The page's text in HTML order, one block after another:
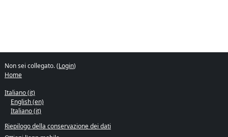
Non sei collegato. (Login)
Home
Italiano ‎(it)‎
English ‎(en)‎
Italiano ‎(it)‎
Riepilogo della conservazione dei dati